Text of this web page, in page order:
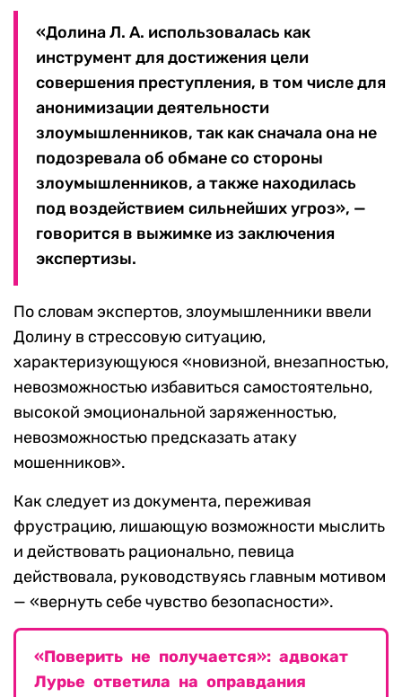
«Долина Л. А. использовалась как
инструмент для достижения цели
совершения преступления, в том числе для
анонимизации деятельности
злоумышленников, так как сначала она не
подозревала об обмане со стороны
злоумышленников, а также находилась
под воздействием сильнейших угроз», —
говорится в выжимке из заключения
экспертизы.
По словам экспертов, злоумышленники ввели
Долину в стрессовую ситуацию,
характеризующуюся «новизной, внезапностью,
невозможностью избавиться самостоятельно,
высокой эмоциональной заряженностью,
невозможностью предсказать атаку
мошенников».
Как следует из документа, переживая
фрустрацию, лишающую возможности мыслить
и действовать рационально, певица
действовала, руководствуясь главным мотивом
— «вернуть себе чувство безопасности».
«Поверить не получается»: адвокат
Лурье ответила на оправдания